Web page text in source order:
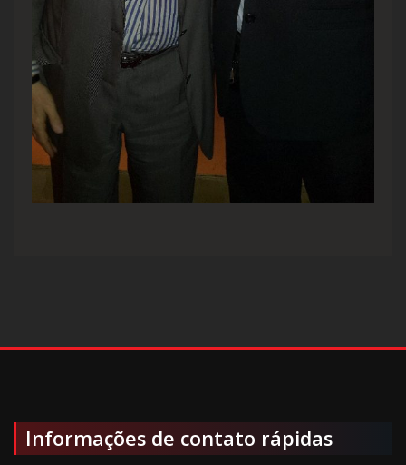
Informações de contato rápidas